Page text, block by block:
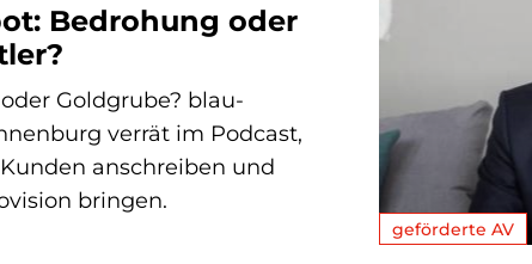
geförderte AV
Bedrohung oder
Goldgrube? blau-
verrät im Podcast,
anschreiben und
bringen.